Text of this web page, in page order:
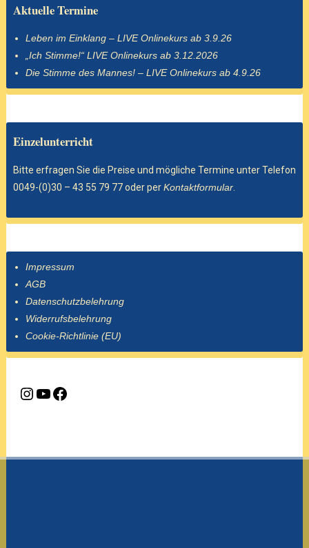
Aktuelle Termine
Leben im Einklang – LIVE Onlinekurs ab 3.9.26
„Ich Stimme!“ LIVE Onlinekurs ab 3.12.2026
Die Stimme des Mannes! – LIVE Onlinekurs ab 4.9.26
Einzelunterricht
Bitte erfragen Sie die Preise und mögliche Termine unter Telefon
0049-(0)30 – 43 55 79 77 oder perKontaktformular.
Impressum
AGB
Datenschutzbelehrung
Widerrufsbelehrung
Cookie-Richtlinie (EU)